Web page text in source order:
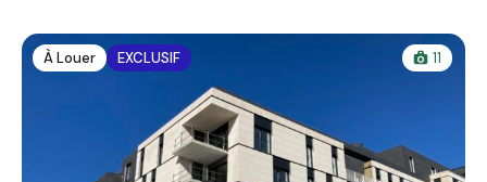
À Louer EXCLUSIF 11